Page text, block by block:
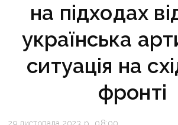
на підходах
українська
ситуація на
фронті